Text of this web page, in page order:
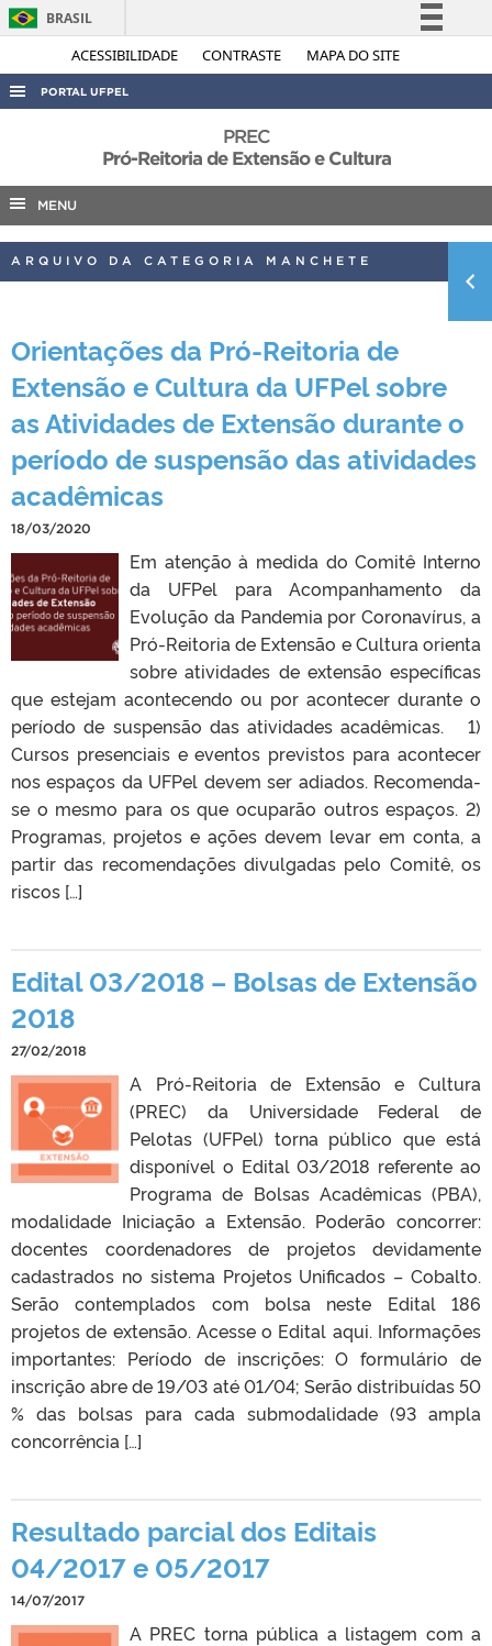
ACESSIBILIDADE CONTRASTE MAPA DO SITE
BRASIL
Simplifique!
Acesso à informação
Legislação
PORTAL UFPEL
AUDITORIA
COBALTO
CONCURSOS
OUVIDORIA
PORTARIAS
TELEFONES
PREC
Pró-Reitoria de Extensão e Cultura
MENU
ARQUIVO DA CATEGORIA MANCHETE
Orientações da Pró-Reitoria de
Extensão e Cultura da UFPel sobre
as Atividades de Extensão durante o
período de suspensão das atividades
acadêmicas
18/03/2020
Em atenção à medida do Comitê Interno
da UFPel para Acompanhamento da
Evolução da Pandemia por Coronavírus, a
Pró-Reitoria de Extensão e Cultura orienta
sobre atividades de extensão específicas
que estejam acontecendo ou por acontecer durante o
período de suspensão das atividades acadêmicas. 1)
Cursos presenciais e eventos previstos para acontecer
nos espaços da UFPel devem ser adiados. Recomenda-
se o mesmo para os que ocuparão outros espaços. 2)
Programas, projetos e ações devem levar em conta, a
partir das recomendações divulgadas pelo Comitê, os
riscos […]
Edital 03/2018 – Bolsas de Extensão
2018
27/02/2018
A Pró-Reitoria de Extensão e Cultura
(PREC) da Universidade Federal de
Pelotas (UFPel) torna público que está
disponível o Edital 03/2018 referente ao
Programa de Bolsas Acadêmicas (PBA),
modalidade Iniciação a Extensão. Poderão concorrer:
docentes coordenadores de projetos devidamente
cadastrados no sistema Projetos Unificados – Cobalto.
Serão contemplados com bolsa neste Edital 186
projetos de extensão. Acesse o Edital aqui. Informações
importantes: Período de inscrições: O formulário de
inscrição abre de 19/03 até 01/04; Serão distribuídas 50
% das bolsas para cada submodalidade (93 ampla
concorrência […]
Resultado parcial dos Editais
04/2017 e 05/2017
14/07/2017
A PREC torna pública a listagem com a